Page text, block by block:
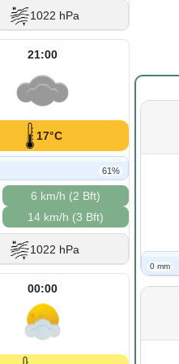
1022 hPa
21:00
17°C
61%
6 km/h (2 Bft)
14 km/h (3 Bft)
1022 hPa
00:00
0 mm